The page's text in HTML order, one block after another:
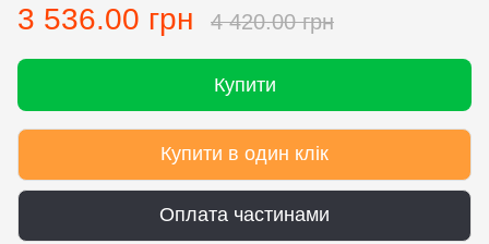
3 536.00 грн 4 420.00 грн
Купити
Купити в один клік
Оплата частинами